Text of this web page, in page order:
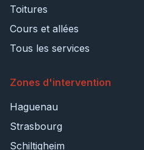
Toitures
Cours et allées
Tous les services
Zones d'intervention
Haguenau
Strasbourg
Schiltigheim